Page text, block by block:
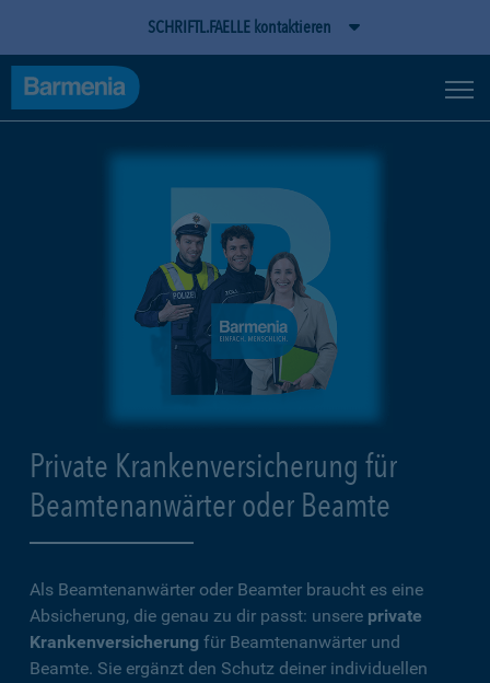
SCHRIFTL.FAELLE kontaktieren
Private Krankenversicherung für
Beamtenanwärter oder Beamte
Als Beamtenanwärter oder Beamter braucht es eine
Absicherung, die genau zu dir passt: unsere private
Krankenversicherung für Beamtenanwärter und
Beamte. Sie ergänzt den Schutz deiner individuellen